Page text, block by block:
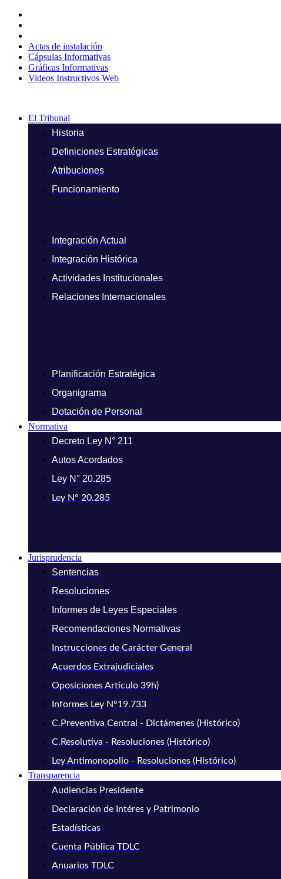
contenido
Actas de instalación
Cápsulas Informativas
Gráficas Informativas
Videos Instructivos Web
El Tribunal
Historia
Definiciones Estratégicas
Atribuciones
Funcionamiento
Integración Actual
Integración Histórica
Actividades Institucionales
Relaciones Internacionales
Planificación Estratégica
Organigrama
Dotación de Personal
Normativa
Decreto Ley N° 211
Autos Acordados
Ley N° 20.285
Ley N° 20.285
Jurisprudencia
Sentencias
Resoluciones
Informes de Leyes Especiales
Recomendaciones Normativas
Instrucciones de Carácter General
Acuerdos Extrajudiciales
Oposiciones Artículo 39h)
Informes Ley N°19.733
C.Preventiva Central - Dictámenes (Histórico)
C.Resolutiva - Resoluciones (Histórico)
Ley Antimonopolio - Resoluciones (Histórico)
Transparencia
Audiencias Presidente
Declaración de Intéres y Patrimonio
Estadísticas
Cuenta Pública TDLC
Anuarios TDLC